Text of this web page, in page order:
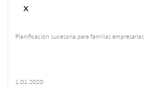
x
Planificación sucesoria para familias empresarias
1.01.2020